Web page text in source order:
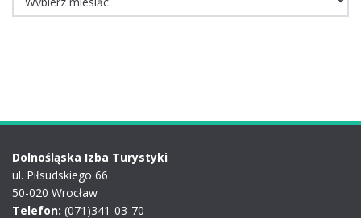
Dolnośląska Izba Turystyki
ul. Piłsudskiego 66
50-020 Wrocław
Telefon: (071)341-03-70